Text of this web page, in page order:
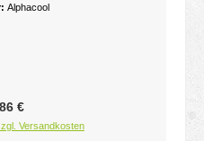
Alphacool
Preis:
€
Versandkosten